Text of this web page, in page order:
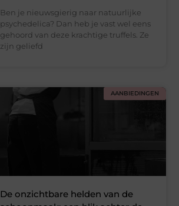
Ben je nieuwsgierig naar natuurlijke
psychedelica? Dan heb je vast wel eens
gehoord van deze krachtige truffels. Ze
zijn geliefd
AANBIEDINGEN
De onzichtbare helden van de